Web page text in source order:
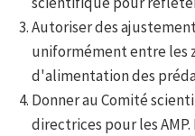
Autoriser des
uniformément entre les
d'alimentation des
Donner au Comité
directrices pour les